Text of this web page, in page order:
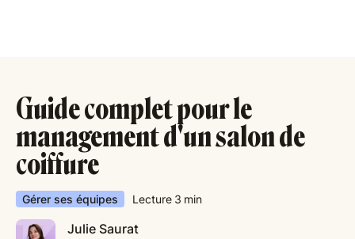
Guide complet pour le
management d'un salon de
coiffure
Gérer ses équipes Lecture 3 min
Julie Saurat